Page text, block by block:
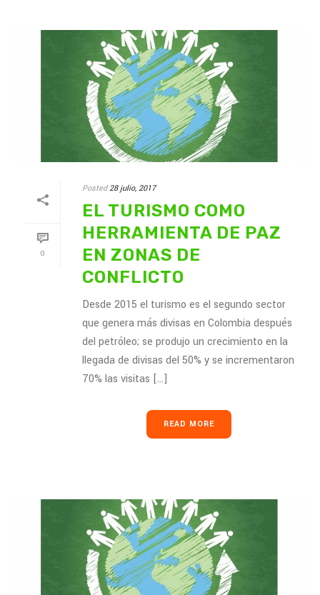
0
Posted 28 julio, 2017
EL TURISMO COMO
HERRAMIENTA DE PAZ
EN ZONAS DE
CONFLICTO
Desde 2015 el turismo es el segundo sector
que genera más divisas en Colombia después
del petróleo; se produjo un crecimiento en la
llegada de divisas del 50% y se incrementaron
70% las visitas [...]
READ MORE